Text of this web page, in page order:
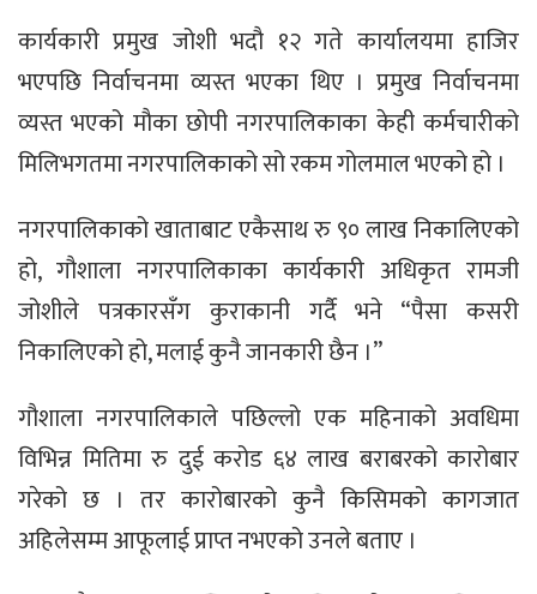
कार्यकारी प्रमुख जोशी भदौ १२ गते कार्यालयमा हाजिर
भएपछि निर्वाचनमा व्यस्त भएका थिए । प्रमुख निर्वाचनमा
व्यस्त भएको मौका छोपी नगरपालिकाका केही कर्मचारीको
मिलिभगतमा नगरपालिकाको सो रकम गोलमाल भएको हो ।
नगरपालिकाको खाताबाट एकैसाथ रु ९० लाख निकालिएको
हो, गौशाला नगरपालिकाका कार्यकारी अधिकृत रामजी
जोशीले पत्रकारसँग कुराकानी गर्दै भने “पैसा कसरी
निकालिएको हो, मलाई कुनै जानकारी छैन ।”
गौशाला नगरपालिकाले पछिल्लो एक महिनाको अवधिमा
विभिन्न मितिमा रु दुई करोड ६४ लाख बराबरको कारोबार
गरेको छ । तर कारोबारको कुनै किसिमको कागजात
अहिलेसम्म आफूलाई प्राप्त नभएको उनले बताए ।